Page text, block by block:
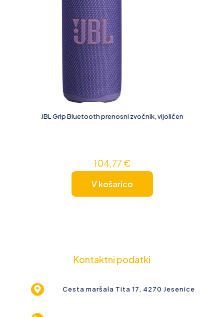
JBL Grip Bluetooth prenosni zvočnik, vijoličen
104,77 €
V košarico
Kontaktni podatki
Cesta maršala Tita 17, 4270 Jesenice